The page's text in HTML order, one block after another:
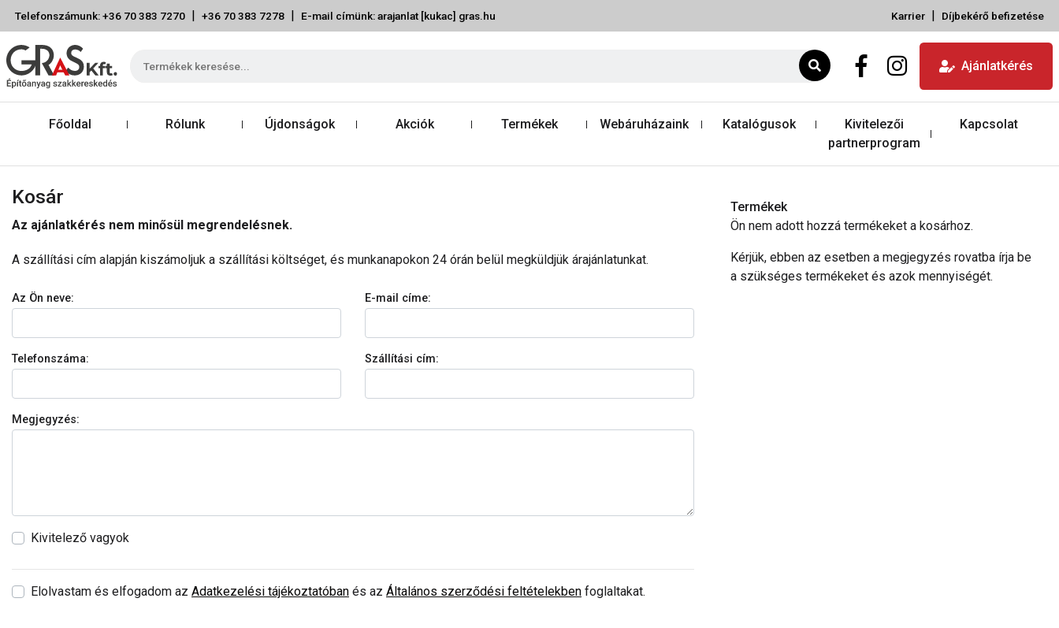
Telefonszámunk: +36 70 383 7270 | +36 70 383 7278 | E-mail címünk: arajanlat [kukac] gras.hu Karrier | Díjbekérő befizetése
Ajánlatkérés
Főoldal Rólunk Újdonságok Akciók Termékek Webáruházaink Katalógusok
Kivitelezői
partnerprogram
Kapcsolat
Kosár
Az ajánlatkérés nem minősül megrendelésnek.
A szállítási cím alapján kiszámoljuk a szállítási költséget, és munkanapokon 24 órán belül megküldjük árajánlatunkat.
Az Ön neve: E-mail címe:
Telefonszáma: Szállítási cím:
Megjegyzés:
Kivitelező vagyok
Elolvastam és elfogadom az Adatkezelési tájékoztatóban és az Általános szerződési feltételekben foglaltakat.
Termékek
Ön nem adott hozzá termékeket a kosárhoz.
Kérjük, ebben az esetben a megjegyzés rovatba írja be
a szükséges termékeket és azok mennyiségét.